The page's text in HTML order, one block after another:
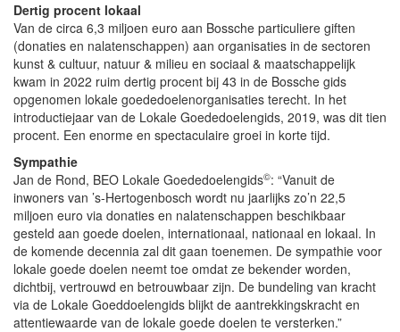
Dertig procent lokaal
Van de circa 6,3 miljoen euro aan Bossche particuliere giften
(donaties en nalatenschappen) aan organisaties in de sectoren
kunst & cultuur, natuur & milieu en sociaal & maatschappelijk
kwam in 2022 ruim dertig procent bij 43 in de Bossche gids
opgenomen lokale goededoelenorganisaties terecht. In het
introductiejaar van de Lokale Goededoelengids, 2019, was dit tien
procent. Een enorme en spectaculaire groei in korte tijd.
Sympathie
Jan de Rond, BEO Lokale Goededoelengids©: “Vanuit de
inwoners van ’s-Hertogenbosch wordt nu jaarlijks zo’n 22,5
miljoen euro via donaties en nalatenschappen beschikbaar
gesteld aan goede doelen, internationaal, nationaal en lokaal. In
de komende decennia zal dit gaan toenemen. De sympathie voor
lokale goede doelen neemt toe omdat ze bekender worden,
dichtbij, vertrouwd en betrouwbaar zijn. De bundeling van kracht
via de Lokale Goeddoelengids blijkt de aantrekkingskracht en
attentiewaarde van de lokale goede doelen te versterken.”